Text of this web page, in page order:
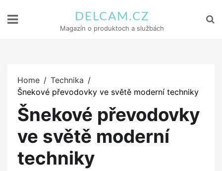
DELCAM.CZ
Magazín o produktoch a službách
Home
Technika
Šnekové převodovky ve světě moderní techniky
Šnekové převodovky
ve světě moderní
techniky